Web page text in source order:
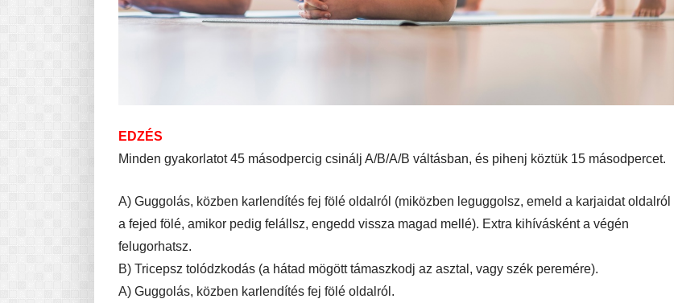
EDZÉS
Minden gyakorlatot 45 másodpercig csinálj A/B/A/B váltásban, és pihenj köztük 15 másodpercet.
A) Guggolás, közben karlendítés fej fölé oldalról (miközben leguggolsz, emeld a karjaidat oldalról
a fejed fölé, amikor pedig felállsz, engedd vissza magad mellé). Extra kihívásként a végén
felugorhatsz.
B) Tricepsz tolódzkodás (a hátad mögött támaszkodj az asztal, vagy szék peremére).
A) Guggolás, közben karlendítés fej fölé oldalról.